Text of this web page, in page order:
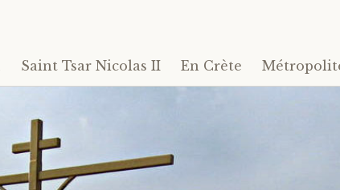
Saint Tsar Nicolas II En Crète